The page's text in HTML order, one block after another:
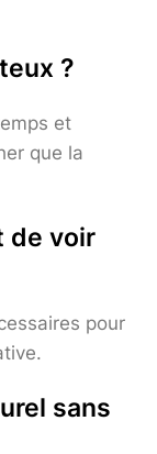
?
et
que la
de voir
pour
sans